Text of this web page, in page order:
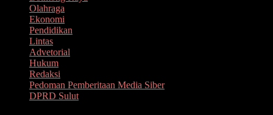
Olahraga
Ekonomi
Pendidikan
Lintas
Advetorial
Hukum
Redaksi
Pedoman Pemberitaan Media Siber
DPRD Sulut